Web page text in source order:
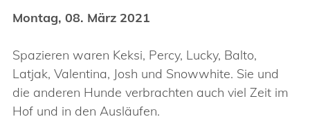
Montag, 08. März 2021
Spazieren waren Keksi, Percy, Lucky, Balto,
Latjak, Valentina, Josh und Snowwhite. Sie und
die anderen Hunde verbrachten auch viel Zeit im
Hof und in den Ausläufen.